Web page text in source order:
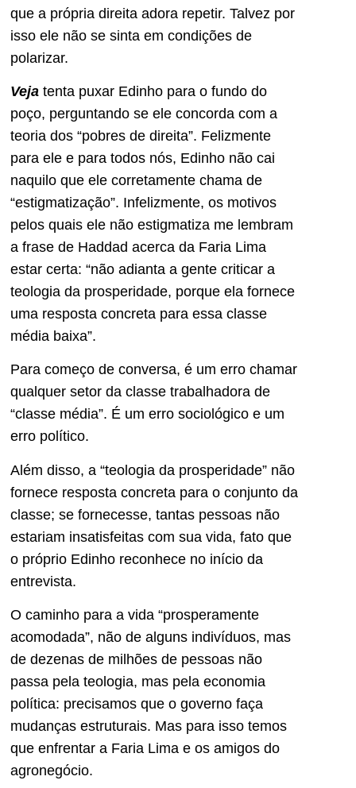
que a própria direita adora repetir. Talvez por
isso ele não se sinta em condições de
polarizar.
Veja tenta puxar Edinho para o fundo do
poço, perguntando se ele concorda com a
teoria dos “pobres de direita”. Felizmente
para ele e para todos nós, Edinho não cai
naquilo que ele corretamente chama de
“estigmatização”. Infelizmente, os motivos
pelos quais ele não estigmatiza me lembram
a frase de Haddad acerca da Faria Lima
estar certa: “não adianta a gente criticar a
teologia da prosperidade, porque ela fornece
uma resposta concreta para essa classe
média baixa”.
Para começo de conversa, é um erro chamar
qualquer setor da classe trabalhadora de
“classe média”. É um erro sociológico e um
erro político.
Além disso, a “teologia da prosperidade” não
fornece resposta concreta para o conjunto da
classe; se fornecesse, tantas pessoas não
estariam insatisfeitas com sua vida, fato que
o próprio Edinho reconhece no início da
entrevista.
O caminho para a vida “prosperamente
acomodada”, não de alguns indivíduos, mas
de dezenas de milhões de pessoas não
passa pela teologia, mas pela economia
política: precisamos que o governo faça
mudanças estruturais. Mas para isso temos
que enfrentar a Faria Lima e os amigos do
agronegócio.